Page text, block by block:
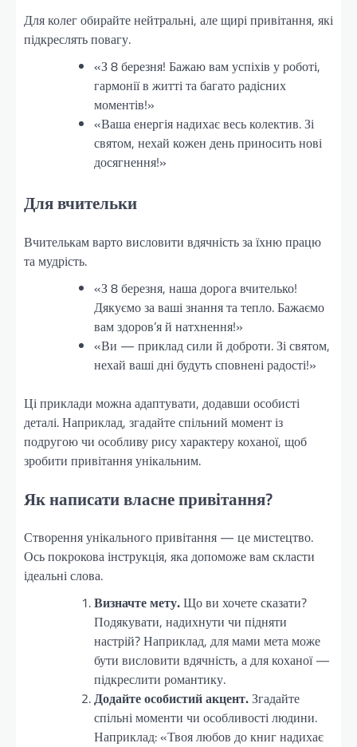
Для колег обирайте нейтральні, але щирі привітання, які
підкреслять повагу.
«З 8 березня! Бажаю вам успіхів у роботі,
гармонії в житті та багато радісних
моментів!»
«Ваша енергія надихає весь колектив. Зі
святом, нехай кожен день приносить нові
досягнення!»
Для вчительки
Вчителькам варто висловити вдячність за їхню працю
та мудрість.
«З 8 березня, наша дорога вчителько!
Дякуємо за ваші знання та тепло. Бажаємо
вам здоров’я й натхнення!»
«Ви — приклад сили й доброти. Зі святом,
нехай ваші дні будуть сповнені радості!»
Ці приклади можна адаптувати, додавши особисті
деталі. Наприклад, згадайте спільний момент із
подругою чи особливу рису характеру коханої, щоб
зробити привітання унікальним.
Як написати власне привітання?
Створення унікального привітання — це мистецтво.
Ось покрокова інструкція, яка допоможе вам скласти
ідеальні слова.
Визначте мету.Що ви хочете сказати?
Подякувати, надихнути чи підняти
настрій? Наприклад, для мами мета може
бути висловити вдячність, а для коханої —
підкреслити романтику.
Додайте особистий акцент.Згадайте
спільні моменти чи особливості людини.
Наприклад: «Твоя любов до книг надихає